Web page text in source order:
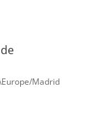
Madrid